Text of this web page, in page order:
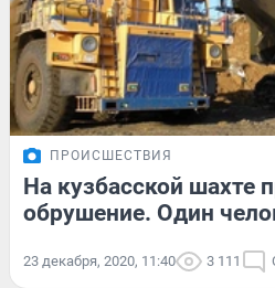
ПРОИСШЕСТВИЯ
На кузбасской шахте
обрушение. Один
23 декабря, 2020, 11:40 3 111